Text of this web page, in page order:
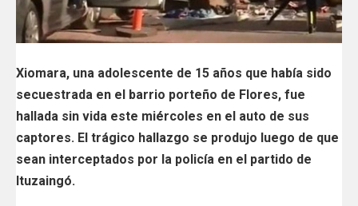
Xiomara, una adolescente de 15 años que había sido
secuestrada en el barrio porteño de Flores, fue
hallada sin vida este miércoles en el auto de sus
captores. El trágico hallazgo se produjo luego de que
sean interceptados por la policía en el partido de
Ituzaingó.